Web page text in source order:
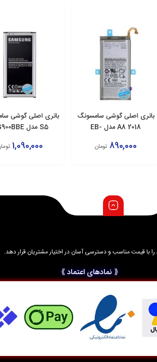
باتری اصلی گوشی سامسونگ
A8 2018 مدل EB-
890,000 تومان
باتری اصلی گوشی
S5 مدل BG900BBE
1,090,000
را با قیمت مناسب و دسترسی آسان در اختیار مشتریان قرار دهد.
⟪ نمادهای اعتماد ⟫